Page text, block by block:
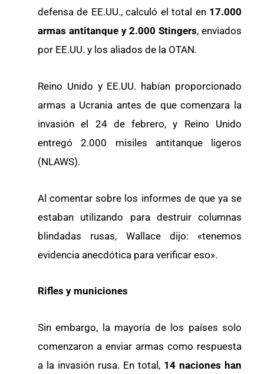
defensa de EE.UU., calculó el total en 17.000
armas antitanque y 2.000 Stingers, enviados
por EE.UU. y los aliados de la OTAN.
Reino Unido y EE.UU. habían proporcionado
armas a Ucrania antes de que comenzara la
invasión el 24 de febrero, y Reino Unido
entregó 2.000 misiles antitanque ligeros
(NLAWS).
Al comentar sobre los informes de que ya se
estaban utilizando para destruir columnas
blindadas rusas, Wallace dijo: «tenemos
evidencia anecdótica para verificar eso».
Rifles y municiones
Sin embargo, la mayoría de los países solo
comenzaron a enviar armas como respuesta
a la invasión rusa. En total, 14 naciones han